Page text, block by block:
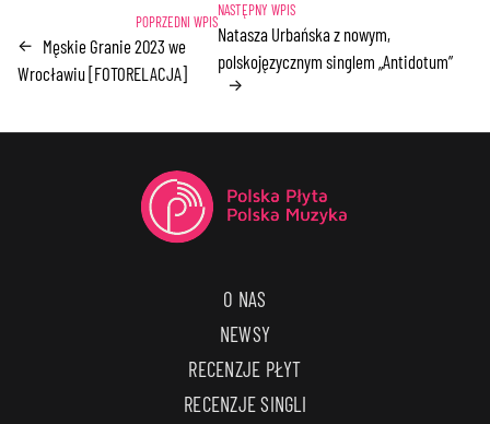
← Męskie Granie 2023 we
Wrocławiu [FOTORELACJA]
Natasza Urbańska z nowym,
polskojęzycznym singlem „Antidotum”
→
O NAS
NEWSY
RECENZJE PŁYT
RECENZJE SINGLI